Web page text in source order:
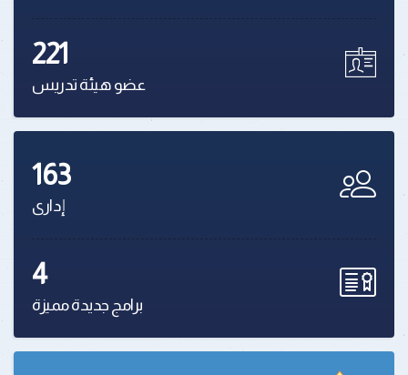
221
عضو هيئة تدريس
163
إدارى
4
برامج جديدة مميزة